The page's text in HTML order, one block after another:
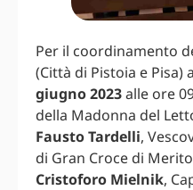
Per il coordinamento
(Città di Pistoia e Pisa)
giugno 2023alle ore
della Madonna del
Fausto Tardelli,
di Gran Croce di
Cristoforo Mielnik,